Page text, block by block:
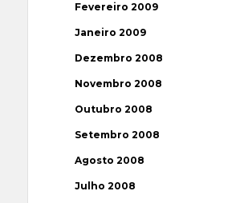
Fevereiro 2009
Janeiro 2009
Dezembro 2008
Novembro 2008
Outubro 2008
Setembro 2008
Agosto 2008
Julho 2008